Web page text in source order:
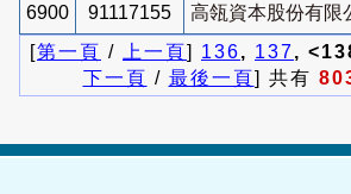
6900 91117155
高瓴資本股份有限
[第一頁 / 上一頁] 136, 137,
下一頁 / 最後一頁] 共有